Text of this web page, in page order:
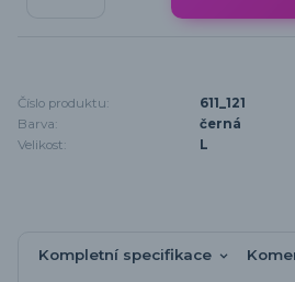
Číslo produktu:
611_121
Barva:
černá
Velikost:
L
Kompletní specifikace